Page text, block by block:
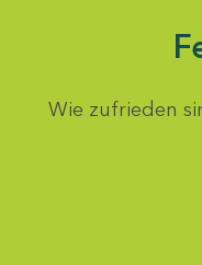
Wie zufrieden